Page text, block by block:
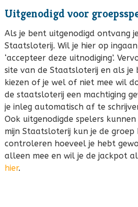
Uitgenodigd voor
Als je bent uitgenodigd ontvang
Staatsloterij. Wil je hier op
‘accepteer deze uitnodiging’.
site van de Staatsloterij en als je
kiezen of je wel of niet mee wil
de staatsloterij een machtiging
je inleg automatisch af te
Ook uitgenodigde spelers
mijn Staatsloterij kun je de groep
controleren hoeveel je hebt
alleen mee en wil je de jackpot
hier.